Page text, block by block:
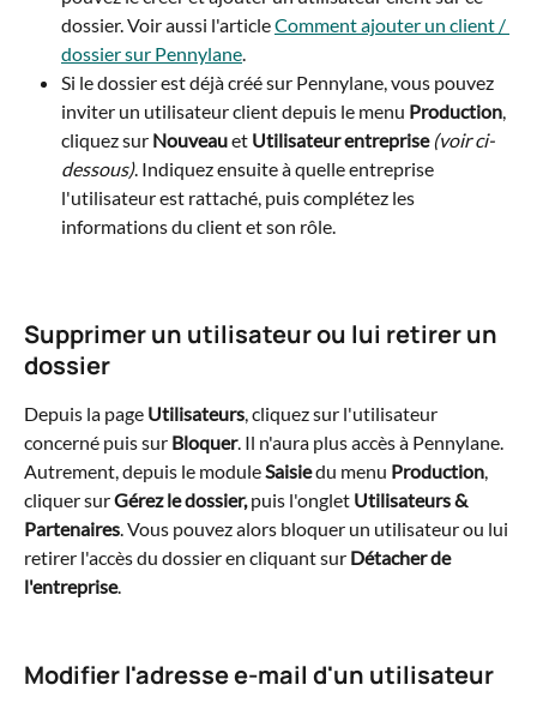
dossier. Voir aussi l'article Comment ajouter un client /
dossier sur Pennylane.
Si le dossier est déjà créé sur Pennylane, vous pouvez
inviter un utilisateur client depuis le menu Production,
cliquez sur Nouveau et Utilisateur entreprise (voir ci-
dessous). Indiquez ensuite à quelle entreprise
l'utilisateur est rattaché, puis complétez les
informations du client et son rôle.
Supprimer un utilisateur ou lui retirer un
dossier
Depuis la page Utilisateurs, cliquez sur l'utilisateur
concerné puis sur Bloquer. Il n'aura plus accès à Pennylane.
Autrement, depuis le module Saisie du menu Production,
cliquer sur Gérez le dossier, puis l'onglet Utilisateurs &
Partenaires. Vous pouvez alors bloquer un utilisateur ou lui
retirer l'accès du dossier en cliquant sur Détacher de
l'entreprise.
Modifier l'adresse e-mail d'un utilisateur